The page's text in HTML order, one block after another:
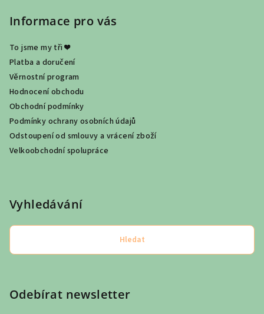
Informace pro vás
To jsme my tři ❤
Platba a doručení
Věrnostní program
Hodnocení obchodu
Obchodní podmínky
Podmínky ochrany osobních údajů
Odstoupení od smlouvy a vrácení zboží
Velkoobchodní spolupráce
Vyhledávání
Hledat
Odebírat newsletter